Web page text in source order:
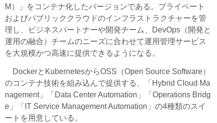
M）」をコンテナ化したバージョンである。プライベート
およびパブリッククラウドのインフラストラクチャーを管
理し、ビジネスパートナーや開発チーム、DevOps（開発と
運用の融合）チームのニーズに合わせて運用管理サービス
を大規模かつ高速に提供できるようになる。
DockerとKubernetesからOSS（Open Source Software）
のコンテナ技術を組み込んで提供する、「Hybrid Cloud Ma
nagement」「Data Center Automation」「Operations Bridg
e」「IT Service Management Automation」の4種類のスイ
ートを用意している。